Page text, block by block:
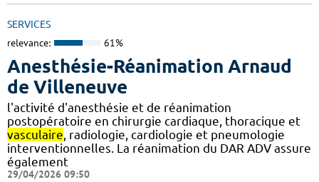
SERVICES
relevance: 61%
Anesthésie-Réanimation Arnaud
de Villeneuve
l'activité d'anesthésie et de réanimation
postopératoire en chirurgie cardiaque, thoracique et
vasculaire, radiologie, cardiologie et pneumologie
interventionnelles. La réanimation du DAR ADV assure
également
29/04/2026 09:50